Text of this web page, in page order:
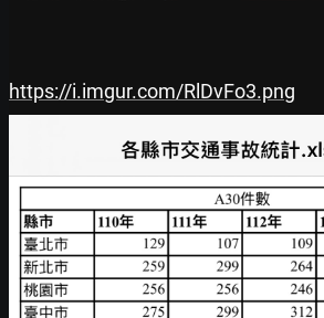
https://i.imgur.com/RlDvFo3.png